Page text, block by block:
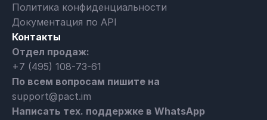
Политика конфиденциальности
Документация по API
Контакты
Отдел продаж:
+7 (495) 108-73-61
По всем вопросам пишите на
support@pact.im
Написать тех. поддержке в WhatsApp